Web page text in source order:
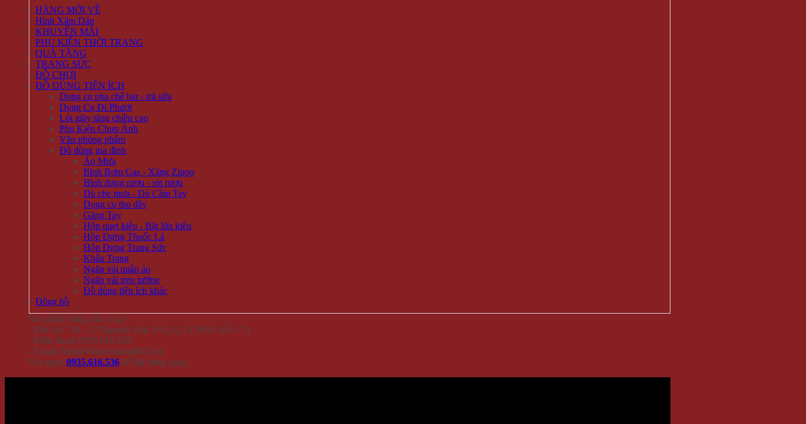
HÀNG MỚI VỀ
Hình Xăm Dán
KHUYẾN MÃI
PHỤ KIỆN THỜI TRANG
QUÀ TẶNG
TRANG SỨC
ĐỒ CHƠI
ĐỒ DÙNG TIỆN ÍCH
Dụng cụ pha chế bar - trà sữa
Dụng Cụ Đi Phượt
Lót giày tăng chiều cao
Phụ Kiện Chụp Ảnh
Văn phòng phẩm
Đồ dùng gia đình
Áo Mưa
Bình Bơm Gas - Xăng Zippo
Bình đựng rượu - rót rượu
Dù che mưa - Dù Cầm Tay
Dụng cụ thu dây
Găng Tay
Hộp quẹt kiểu - Bật lửa kiểu
Hộp Đựng Thuốc Lá
Hộp Đựng Trang Sức
Khẩu Trang
Ngăn vải quần áo
Ngăn vải treo tường
Đồ dùng tiện ích khác
Đồng hồ
Sản phẩm đang sẵn có tại
- Địa chỉ: 714 / 17 Nguyễn Trãi, P.11, Q.5 ( NHÀ SỐ 17 )
- Điện thoại: 0935 616 536
- Email: Info@Winwinshop88.Com
Gọi ngay 0935.616.536 để đặt hàng ngay.